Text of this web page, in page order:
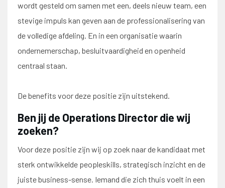
wordt gesteld om samen met een, deels nieuw team, een
stevige impuls kan geven aan de professionalisering van
de volledige afdeling. En in een organisatie waarin
ondernemerschap, besluitvaardigheid en openheid
centraal staan.
De benefits voor deze positie zijn uitstekend.
Ben jij de Operations Director die wij
zoeken?
Voor deze positie zijn wij op zoek naar de kandidaat met
sterk ontwikkelde peopleskills, strategisch inzicht en de
juiste business-sense. Iemand die zich thuis voelt in een